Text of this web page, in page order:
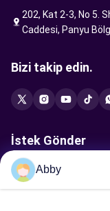
202, Kat 2-3, No 5.
Caddesi, Panyu
Bizi takip edin.
İstek Gönder
Abby